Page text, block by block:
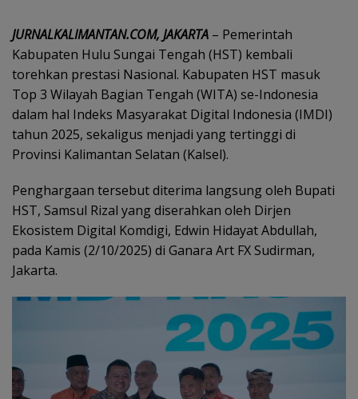
JURNALKALIMANTAN.COM, JAKARTA – Pemerintah
Kabupaten Hulu Sungai Tengah (HST) kembali
torehkan prestasi Nasional. Kabupaten HST masuk
Top 3 Wilayah Bagian Tengah (WITA) se-Indonesia
dalam hal Indeks Masyarakat Digital Indonesia (IMDI)
tahun 2025, sekaligus menjadi yang tertinggi di
Provinsi Kalimantan Selatan (Kalsel).
Penghargaan tersebut diterima langsung oleh Bupati
HST, Samsul Rizal yang diserahkan oleh Dirjen
Ekosistem Digital Komdigi, Edwin Hidayat Abdullah,
pada Kamis (2/10/2025) di Ganara Art FX Sudirman,
Jakarta.